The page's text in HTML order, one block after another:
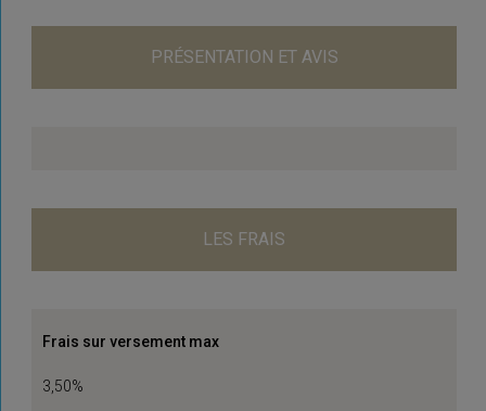
PRÉSENTATION ET AVIS
LES FRAIS
Frais sur versement max
3,50%